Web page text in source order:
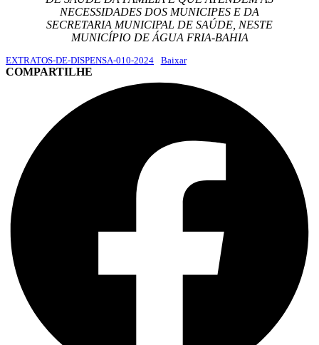
NECESSIDADES DOS MUNICIPES E DA
SECRETARIA MUNICIPAL DE SAÚDE, NESTE
MUNICÍPIO DE ÁGUA FRIA-BAHIA
EXTRATOS-DE-DISPENSA-010-2024 Baixar
COMPARTILHE